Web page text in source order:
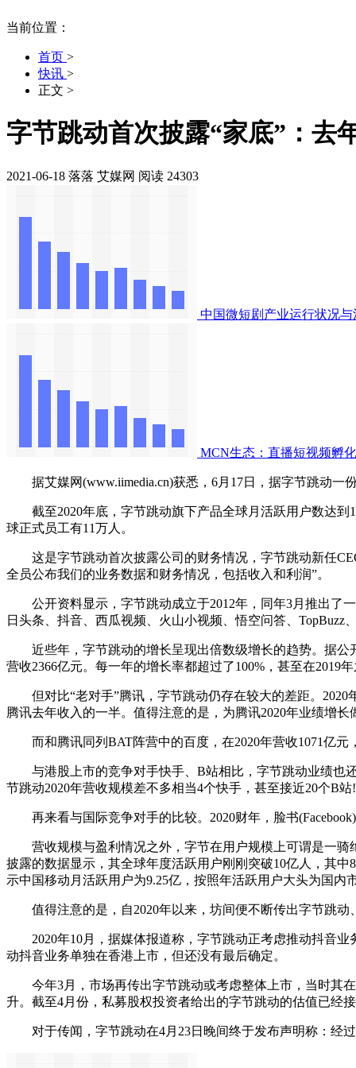
当前位置：
首页 >
快讯 >
正文 >
字节跳动首次披露“家底”：去
2021-06-18 落落 艾媒网 阅读 24303
中国微短剧产业运行状况
MCN生态：直播短视频孵
据艾媒网(www.iimedia.cn)获悉，6月17日，据字节跳动一
截至2020年底，字节跳动旗下产品全球月活跃用户数达到
球正式员工有11万人。
这是字节跳动首次披露公司的财务情况，字节跳动新任
全员公布我们的业务数据和财务情况，包括收入和利润”。
公开资料显示，字节跳动成立于2012年，同年3月推出了
日头条、抖音、西瓜视频、火山小视频、悟空问答、TopBuzz
近些年，字节跳动的增长呈现出倍数级增长的趋势。据公开
营收2366亿元。每一年的增长率都超过了100%，甚至在2019
但对比“老对手”腾讯，字节跳动仍存在较大的差距。2020
腾讯去年收入的一半。值得注意的是，为腾讯2020年业绩增
而和腾讯同列BAT阵营中的百度，在2020年营收1071亿元
与港股上市的竞争对手快手、B站相比，字节跳动业绩也还
节跳动2020年营收规模差不多相当4个快手，甚至接近20个B
再来看与国际竞争对手的比较。2020财年，脸书(Facebook)
营收规模与盈利情况之外，字节在用户规模上可谓是一骑
披露的数据显示，其全球年度活跃用户刚刚突破10亿人，其
示中国移动月活跃用户为9.25亿，按照年活跃用户大头为国
值得注意的是，自2020年以来，坊间便不断传出字节跳动
2020年10月，据媒体报道称，字节跳动正考虑推动抖音业
动抖音业务单独在香港上市，但还没有最后确定。
今年3月，市场再传出字节跳动或考虑整体上市，当时其在
升。截至4月份，私募股权投资者给出的字节跳动的估值已经
对于传闻，字节跳动在4月23日晚间终于发布声明称：经